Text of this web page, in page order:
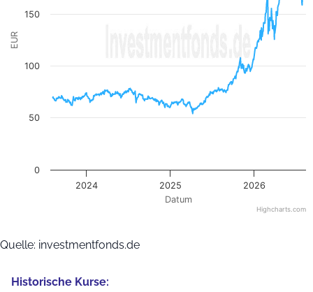
Datum
EUR
2024 2025 2026
50
100
150
0
Highcharts.com
Quelle: investmentfonds.de
Historische Kurse: